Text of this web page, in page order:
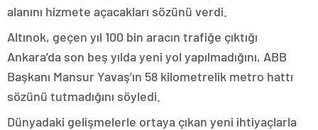
alanını hizmete açacakları sözünü verdi.
Altınok, geçen yıl 100 bin aracın trafiğe çıktığı
Ankara’da son beş yılda yeni yol yapılmadığını, ABB
Başkanı Mansur Yavaş’ın 58 kilometrelik metro hattı
sözünü tutmadığını söyledi.
Dünyadaki gelişmelerle ortaya çıkan yeni ihtiyaçlarla